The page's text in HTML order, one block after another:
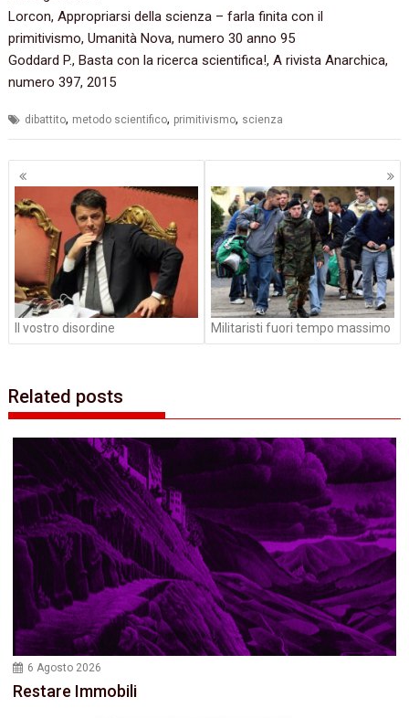
Lorcon, Appropriarsi della scienza – farla finita con il
primitivismo, Umanità Nova, numero 30 anno 95
Goddard P., Basta con la ricerca scientifica!, A rivista Anarchica,
numero 397, 2015
dibattito, metodo scientifico, primitivismo, scienza
Navigazione
articoli
Il vostro disordine Militaristi fuori tempo massimo
Related posts
6 Agosto 2026
Restare Immobili